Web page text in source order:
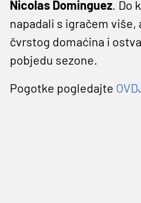
Nicolas Dominguez. Do
napadali s igračem
čvrstog domaćina i
pobjedu sezone.
Pogotke pogledajte